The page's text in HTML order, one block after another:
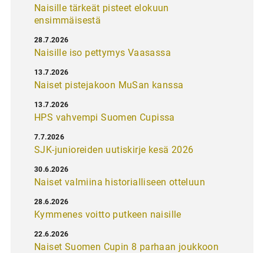
Naisille tärkeät pisteet elokuun
ensimmäisestä
Naisille iso pettymys Vaasassa
28.7.2026
Naiset pistejakoon MuSan kanssa
13.7.2026
HPS vahvempi Suomen Cupissa
13.7.2026
SJK-junioreiden uutiskirje kesä 2026
7.7.2026
Naiset valmiina historialliseen otteluun
30.6.2026
Kymmenes voitto putkeen naisille
28.6.2026
Naiset Suomen Cupin 8 parhaan joukkoon
22.6.2026